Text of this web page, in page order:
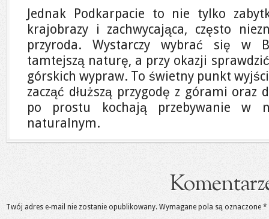
Jednak Podkarpacie to nie tylko
krajobrazy i zachwycająca, często
przyroda. Wystarczy wybrać się w
tamtejszą naturę, a przy okazji
górskich wypraw. To świetny punkt
zacząć dłuższą przygodę z górami oraz
po prostu kochają przebywanie w
naturalnym.
Twój adres e-mail nie zostanie opublikowany. Wymagane pola są oznaczone *